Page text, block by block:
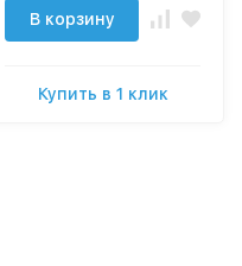
В корзину
Купить в 1 клик